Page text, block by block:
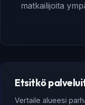
matkailijoita
Etsitkö
Vertaile alueesi